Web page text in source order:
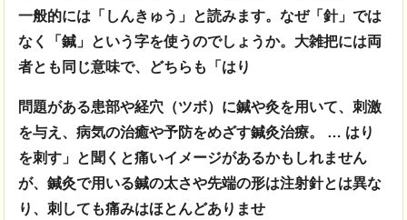
一般的には「しんきゅう」と読みます。なぜ「針」では
なく「鍼」という字を使うのでしょうか。大雑把には両
者とも同じ意味で、どちらも「はり
問題がある患部や経穴（ツボ）に鍼や灸を用いて、刺激
を与え、病気の治癒や予防をめざす鍼灸治療。 … はり
を刺す」と聞くと痛いイメージがあるかもしれません
が、鍼灸で用いる鍼の太さや先端の形は注射針とは異な
り、刺しても痛みはほとんどありませ